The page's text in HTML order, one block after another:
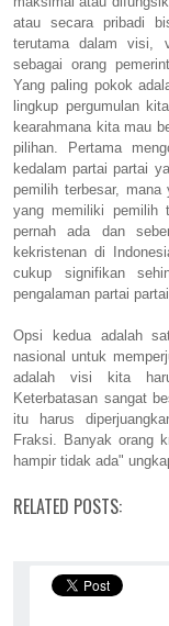
atau secara pribadi
terutama dalam visi,
sebagai orang
Yang paling pokok
lingkup pergumulan
kearahmana kita mau
pilihan. Pertama
kedalam partai partai
pemilih terbesar,
yang memiliki pemilih
pernah ada dan
kekristenan di
cukup signifikan
pengalaman partai
Opsi kedua adalah
nasional untuk
adalah visi kita
Keterbatasan sangat
itu harus
Fraksi. Banyak orang
hampir tidak ada"
RELATED POSTS: